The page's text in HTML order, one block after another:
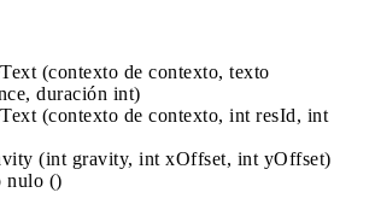
(contexto de contexto, texto
duración int)
(contexto de contexto, int resId, int
(int gravity, int xOffset, int yOffset)
nulo ()